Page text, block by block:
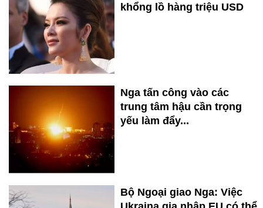
khổng lồ hàng triệu USD
Nga tấn công vào các
trung tâm hậu cần trọng
yếu làm đẩy...
Bộ Ngoại giao Nga: Việc